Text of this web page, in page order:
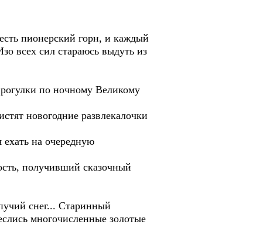
пионерский горн, и каждый
всех сил стараюсь выдуть из
по ночному Великому
новогодние развлекалочки
ехать на очередную
получивший сказочный
снег... Старинный
многочисленные золотые